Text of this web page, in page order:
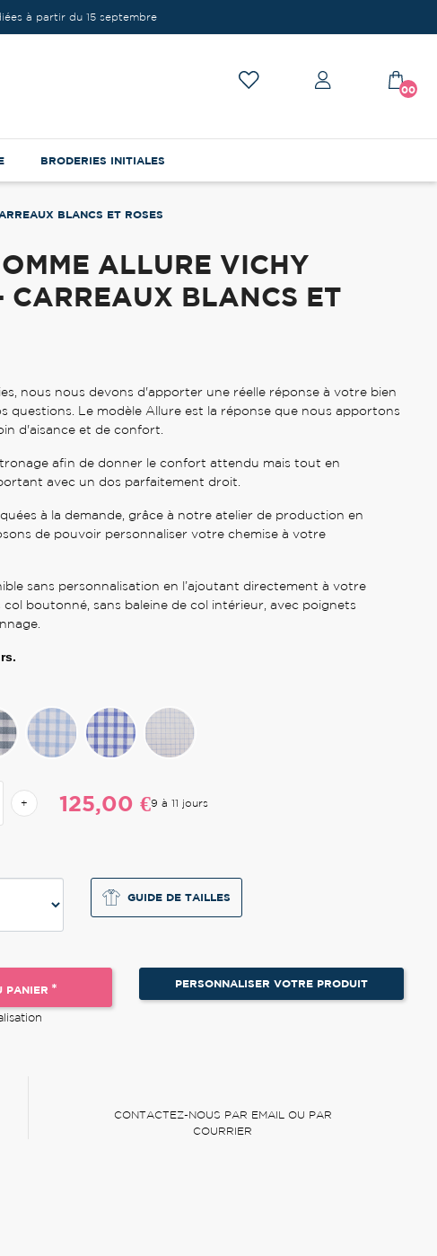
à partir du 15 septembre
00
BRODERIES INITIALES
BLANCS ET ROSES
ALLURE VICHY
CARREAUX BLANCS ET
nous nous devons d'apporter une réelle réponse à votre bien
questions. Le modèle Allure est la réponse que nous apportons
d'aisance et de confort.
afin de donner le confort attendu mais tout en
avec un dos parfaitement droit.
à la demande, grâce à notre atelier de production en
de pouvoir personnaliser votre chemise à votre
sans personnalisation en l’ajoutant directement à votre
col boutonné, sans baleine de col intérieur, avec poignets
+ 125,00 €9 à 11 jours
GUIDE DE TAILLES
PANIER * PERSONNALISER VOTRE PRODUIT
CONTACTEZ-NOUS PAR EMAIL OU PAR
COURRIER